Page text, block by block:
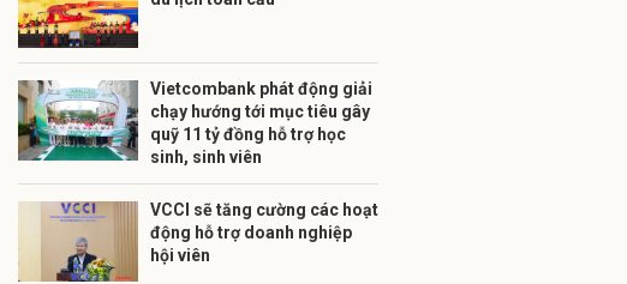
Vietcombank phát động giải
chạy hướng tới mục tiêu gây
quỹ 11 tỷ đồng hỗ trợ học
sinh, sinh viên
VCCI sẽ tăng cường các hoạt
động hỗ trợ doanh nghiệp
hội viên